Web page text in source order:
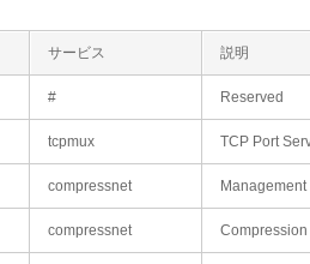
サービス 説明
# Reserved
tcpmux TCP Port
compressnet Management
compressnet